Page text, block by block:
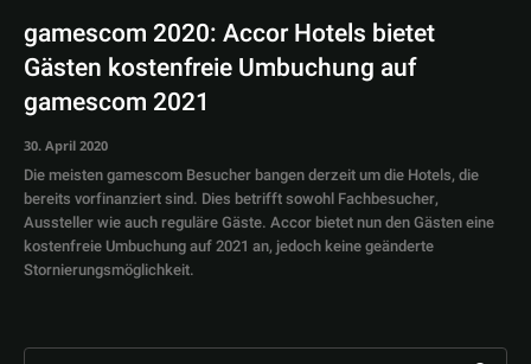
gamescom 2020: Accor Hotels bietet
Gästen kostenfreie Umbuchung auf
gamescom 2021
30. April 2020
Die meisten gamescom Besucher bangen derzeit um die Hotels, die
bereits vorfinanziert sind. Dies betrifft sowohl Fachbesucher,
Aussteller wie auch reguläre Gäste. Accor bietet nun den Gästen eine
kostenfreie Umbuchung auf 2021 an, jedoch keine geänderte
Stornierungsmöglichkeit.